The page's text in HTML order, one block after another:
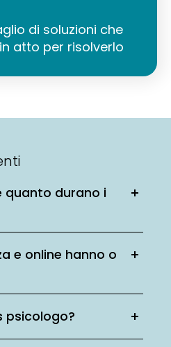
di soluzioni che
atto per risolverlo
quanto durano i
e online hanno o
psicologo?